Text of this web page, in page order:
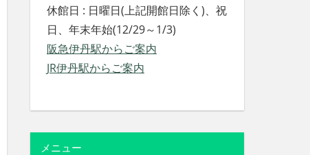
休館日 : 日曜日(上記開館日除く)、祝
日、年末年始(12/29～1/3)
阪急伊丹駅からご案内
JR伊丹駅からご案内
メニュー